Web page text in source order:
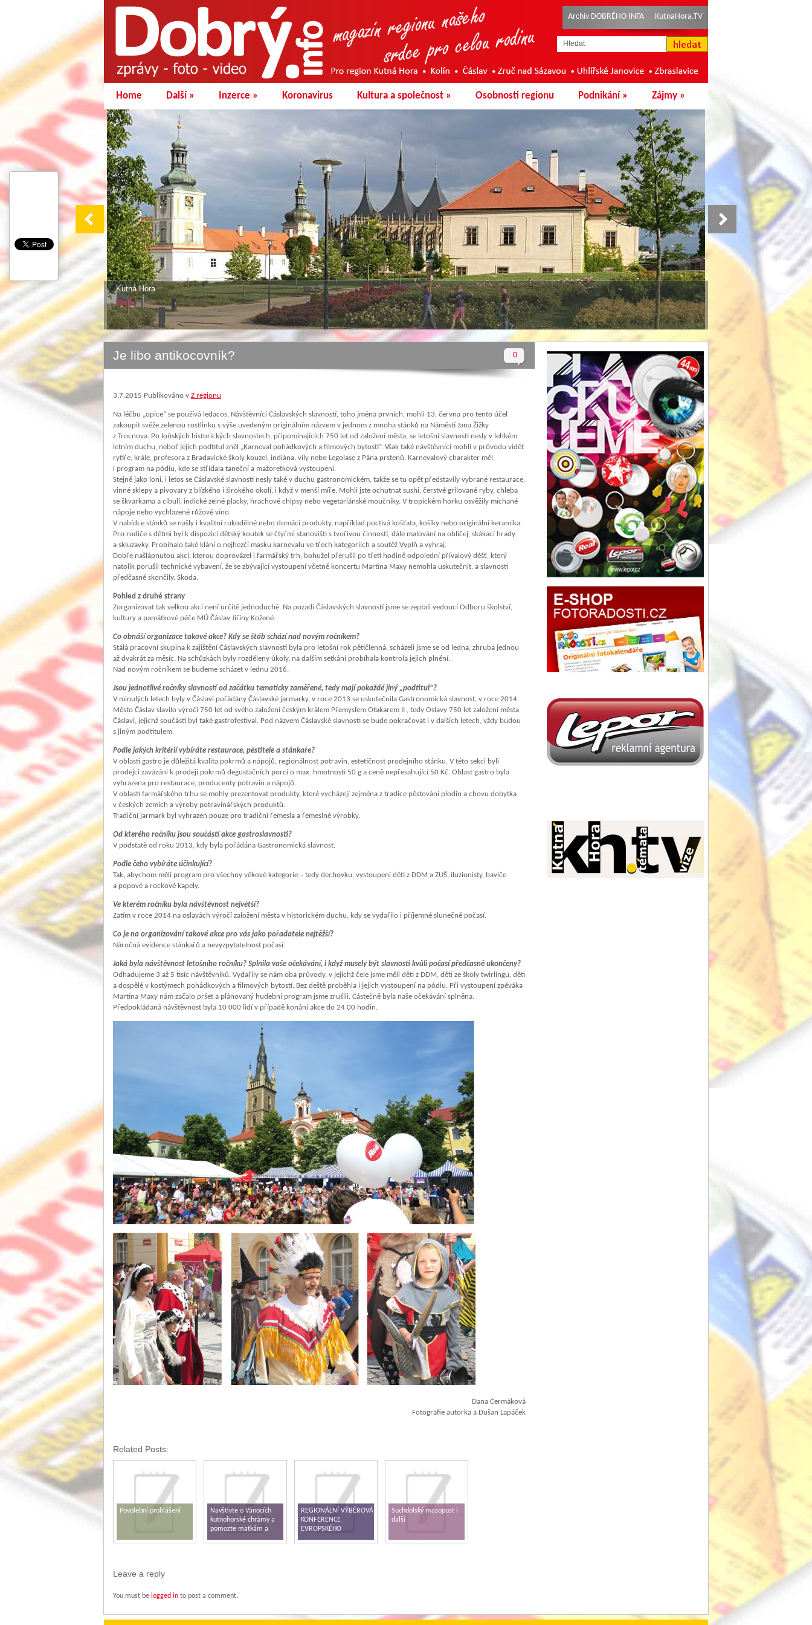
Archiv DOBRÉHO INFA KutnaHora.TV
Home Další » Inzerce » Koronavirus Kultura a společnost » Osobnosti regionu Podnikání » Zájmy »
Kutná Hora
0
Je libo antikocovník?
3.7.2015 Publikováno v Z regionu
Na léčbu „opice“ se používá ledacos. Návštěvníci Čáslavských slavností, toho jména prvních, mohli 13. června pro tento účel
zakoupit svěže zelenou rostlinku s výše uvedeným originálním názvem v jednom z mnoha stánků na Náměstí Jana Žižky
z Trocnova. Po loňských historických slavnostech, připomínajících 750 let od založení města, se letošní slavnosti nesly v lehkém
letním duchu, neboť jejich podtitul zněl „Karneval pohádkových a filmových bytostí“. Však také návštěvníci mohli v průvodu vidět
rytíře, krále, profesora z Bradavické školy kouzel, indiána, víly nebo Legolase z Pána prstenů. Karnevalový charakter měl
i program na pódiu, kde se střídala taneční a mažoretková vystoupení.
Stejně jako loni, i letos se Čáslavské slavnosti nesly také v duchu gastronomickém, takže se tu opět představily vybrané restaurace,
vinné sklepy a pivovary z blízkého i širokého okolí, i když v menší míře. Mohli jste ochutnat sushi, čerstvé grilované ryby, chleba
se škvarkama a cibulí, indické zelné placky, hrachové chipsy nebo vegetariánské moučníky. V tropickém horku osvěžily míchané
nápoje nebo vychlazené růžové víno.
V nabídce stánků se našly i kvalitní rukodělné nebo domácí produkty, například poctivá košťata, košíky nebo originální keramika.
Pro rodiče s dětmi byl k dispozici dětský koutek se čtyřmi stanovišti s tvořivou činností, dále malování na obličej, skákací hrady
a skluzavky. Probíhalo také klání o nejhezčí masku karnevalu ve třech kategoriích a soutěž Vyplň a vyhraj.
Dobře našlápnutou akci, kterou doprovázel i farmářský trh, bohužel přerušil po třetí hodině odpolední přívalový déšť, který
natolik porušil technické vybavení, že se zbývající vystoupení včetně koncertu Martina Maxy nemohla uskutečnit, a slavnosti
předčasně skončily. Škoda.
Pohled z druhé strany
Zorganizovat tak velkou akci není určitě jednoduché. Na pozadí Čáslavských slavností jsme se zeptali vedoucí Odboru školství,
kultury a památkové péče MÚ Čáslav Jiřiny Kožené.
Co obnáší organizace takové akce? Kdy se štáb schází nad novým ročníkem?
Stálá pracovní skupina k zajištění Čáslavských slavností byla pro letošní rok pětičlenná, scházeli jsme se od ledna, zhruba jednou
až dvakrát za měsíc. Na schůzkách byly rozděleny úkoly, na dalším setkání probíhala kontrola jejich plnění.
Nad novým ročníkem se budeme scházet v lednu 2016.
Jsou jednotlivé ročníky slavností od začátku tematicky zaměřené, tedy mají pokaždé jiný „podtitul“?
V minulých letech byly v Čáslavi pořádány Čáslavské jarmarky, v roce 2013 se uskutečnila Gastronomická slavnost, v roce 2014
Město Čáslav slavilo výročí 750 let od svého založení českým králem Přemyslem Otakarem II , tedy Oslavy 750 let založení města
Čáslavi, jejichž součástí byl také gastrofestival. Pod názvem Čáslavské slavnosti se bude pokračovat i v dalších letech, vždy budou
s jiným podtitulem.
Podle jakých kritérií vybíráte restaurace, pěstitele a stánkaře?
V oblasti gastro je důležitá kvalita pokrmů a nápojů, regionálnost potravin, estetičnost prodejního stánku. V této sekci byli
prodejci zavázáni k prodeji pokrmů degustačních porcí o max. hmotnosti 50 g a ceně nepřesahující 50 Kč. Oblast gastro byla
vyhrazena pro restaurace, producenty potravin a nápojů.
V oblasti farmářského trhu se mohly prezentovat produkty, které vycházejí zejména z tradice pěstování plodin a chovu dobytka
v českých zemích a výroby potravinářských produktů.
Tradiční jarmark byl vyhrazen pouze pro tradiční řemesla a řemeslné výrobky.
Od kterého ročníku jsou součástí akce gastroslavnosti?
V podstatě od roku 2013, kdy byla pořádána Gastronomická slavnost.
Podle čeho vybíráte účinkující?
Tak, abychom měli program pro všechny věkové kategorie – tedy dechovku, vystoupení dětí z DDM a ZUŠ, iluzionisty, baviče
a popové a rockové kapely.
Ve kterém ročníku byla návštěvnost největší?
Zatím v roce 2014 na oslavách výročí založení města v historickém duchu, kdy se vydařilo i příjemné slunečné počasí.
Co je na organizování takové akce pro vás jako pořadatele nejtěžší?
Náročná evidence stánkařů a nevyzpytatelnost počasí.
Jaká byla návštěvnost letošního ročníku? Splnila vaše očekávání, i když musely být slavnosti kvůli počasí předčasně ukončeny?
Odhadujeme 3 až 5 tisíc návštěvníků. Vydařily se nám oba průvody, v jejichž čele jsme měli děti z DDM, děti ze školy twirlingu, děti
a dospělé v kostýmech pohádkových a filmových bytostí. Bez deště proběhla i jejich vystoupení na pódiu. Při vystoupení zpěváka
Martina Maxy nám začalo pršet a plánovaný hudební program jsme zrušili. Částečně byla naše očekávání splněna.
Předpokládaná návštěvnost byla 10 000 lidí v případě konání akce do 24.00 hodin.
Dana Čermáková
Fotografie autorka a Dušan Lapáček
Related Posts:
Povolební prohlášení
Navštivte o Vánocích
kutnohorské chrámy a
pomozte matkám a
REGIONÁLNÍ VÝBĚROVÁ
KONFERENCE
EVROPSKÉHO
Suchdolský masopust i
další
Leave a reply
You must be logged in to post a comment.